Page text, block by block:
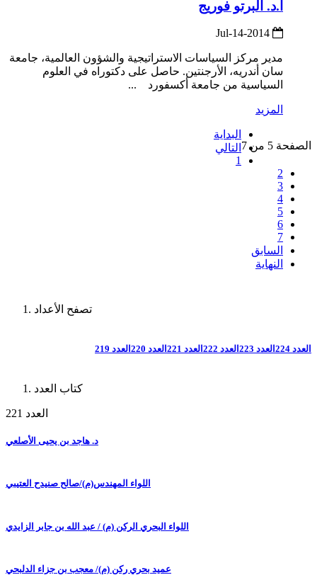
أ.د. ألبرتو فوريج
مدير مركز السياسات الاستراتيجية والشؤون العالمية، جامعة
سان أندريه، الأرجنتين. حاصل على دكتوراه في العلوم
السياسية من جامعة أكسفورد ...
المزيد
الصفحة 5 من 7
البداية
التالي
1
2
3
4
5
6
7
السابق
النهاية
تصفح الأعداد
العدد 224 العدد 223 العدد 222 العدد 221 العدد 220 العدد 219
كتاب العدد
العدد 221
د. هاجد بن يحيى الأصلعي
اللواء المهندس(م)/صالح صنيدح العتيبي
اللواء البحري الركن (م) / عبد الله بن جابر الزايدي
عميد بحري ركن (م)/ معجب بن جزاء الدلبحي